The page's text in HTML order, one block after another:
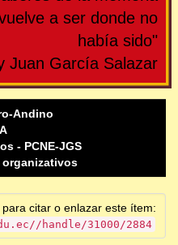
a ser donde no
había sido"
Juan García Salazar
Andino
- PCNE-JGS
organizativos
citar o enlazar este ítem:
handle/31000/2884